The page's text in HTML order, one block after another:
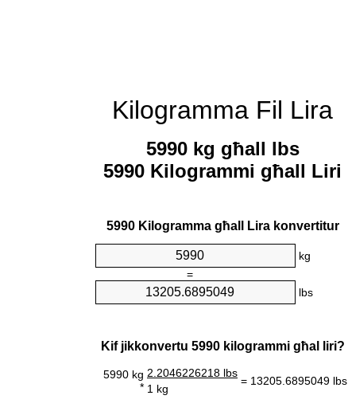
Kilogramma Fil Lira
5990 kg għall lbs
5990 Kilogrammi għall Liri
5990 Kilogramma għall Lira konvertitur
kg
=
lbs
Kif jikkonvertu 5990 kilogrammi għal liri?
5990 kg
*
2.2046226218 lbs
= 13205.6895049 lbs
1 kg